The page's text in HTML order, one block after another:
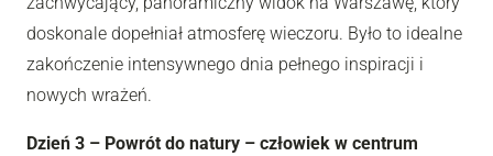
doskonale dopełniał atmosferę wieczoru. Było to idealne
zakończenie intensywnego dnia pełnego inspiracji i
nowych wrażeń.
Dzień 3 – Powrót do natury – człowiek w centrum